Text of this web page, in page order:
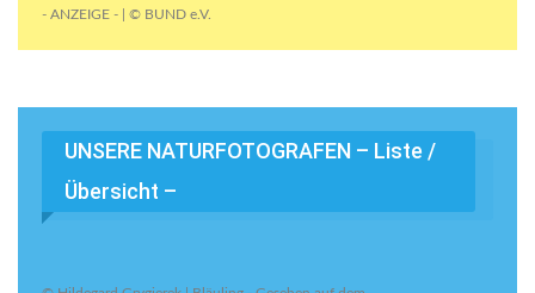
- ANZEIGE - | © BUND e.V.
UNSERE NATURFOTOGRAFEN – Liste /
Übersicht –